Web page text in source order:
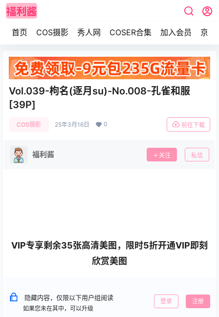
首页 COS摄影 秀人网 COSER合集 加入会员 京东
Vol.039-枸名(逐月su)-No.008-孔雀和服
[39P]
COS摄影 25年3月16日 0 前往下载
福利酱 关注 私信
VIP专享剩余35张高清美图，限时5折开通VIP即刻
欣赏美图
隐藏内容，仅限以下用户组阅读
如果您未在其中，可以升级
登录 注册